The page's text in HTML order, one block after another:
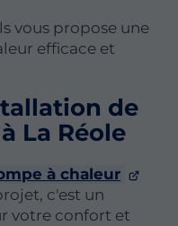
vous propose une
efficace et
de
La Réole
à chaleur
c'est un
votre confort et